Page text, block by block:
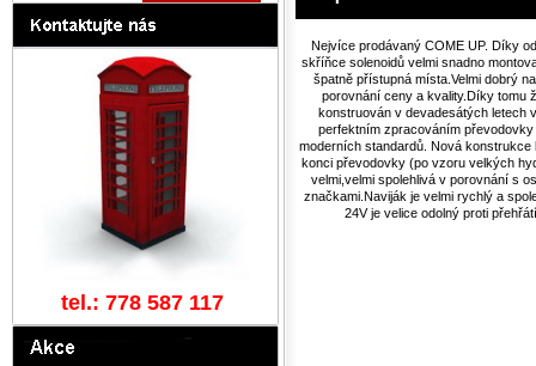
tel.: 778 587 117
Nejvíce prodávaný COME UP. Díky
skříňce solenoidů velmi snadno
špatně přístupná místa.Velmi dobrý
porovnání ceny a kvality.Díky tomu
konstruován v devadesátých letech
perfektním zpracováním převodovky
moderních standardů. Nová konstrukce
konci převodovky (po vzoru velkých
velmi,velmi spolehlivá v porovnání s
značkami.Naviják je velmi rychlý a
24V je velice odolný proti